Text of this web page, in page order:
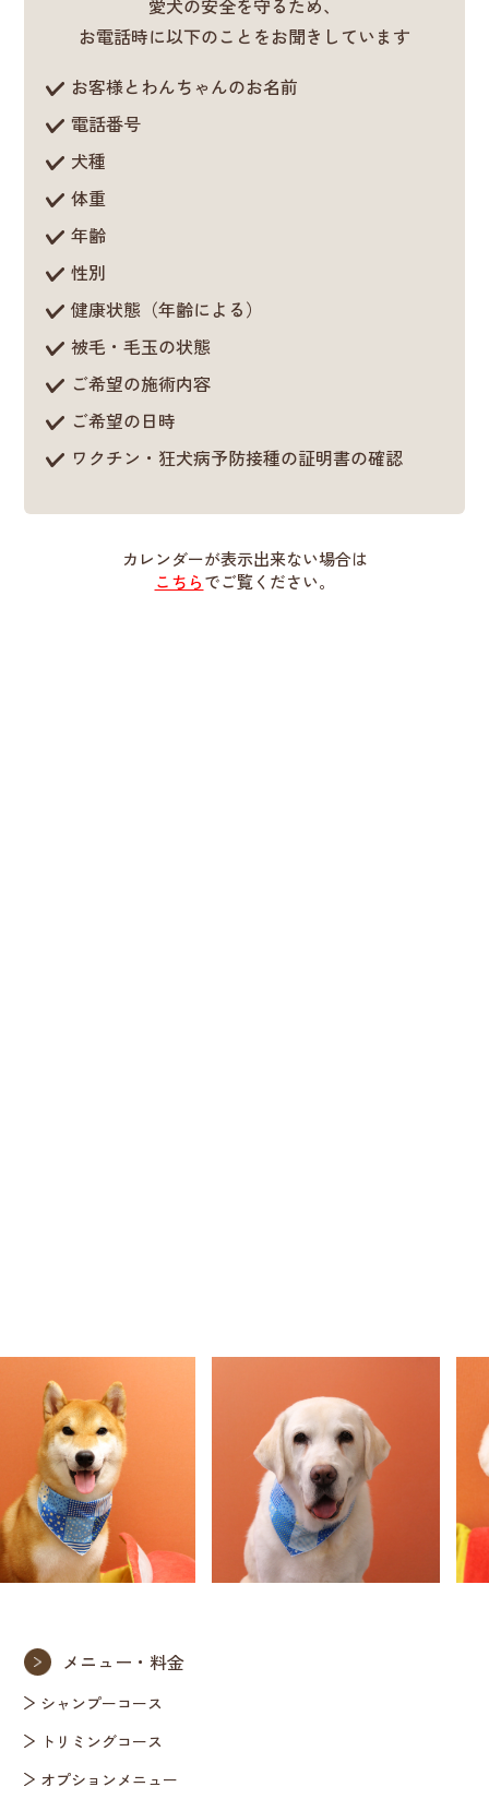
愛犬の安全を守るため、
お電話時に以下のことをお聞きしています
お客様とわんちゃんのお名前
電話番号
犬種
体重
年齢
性別
健康状態（年齢による）
被毛・毛玉の状態
ご希望の施術内容
ご希望の日時
ワクチン・狂犬病予防接種の証明書の確認
カレンダーが表示出来ない場合は
こちらでご覧ください。
メニュー・料金
シャンプーコース
トリミングコース
オプションメニュー